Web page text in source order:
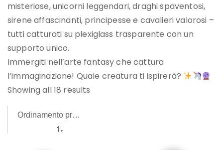
misteriose, unicorni leggendari, draghi spaventosi,
sirene affascinanti, principesse e cavalieri valorosi –
tutti catturati su plexiglass trasparente con un
supporto unico.
Immergiti nell’arte fantasy che cattura
l’immaginazione! Quale creatura ti ispirerà?
Showing all 18 results